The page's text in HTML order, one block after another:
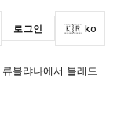
로그인 🇰🇷 ko
블랴나에서 블레드